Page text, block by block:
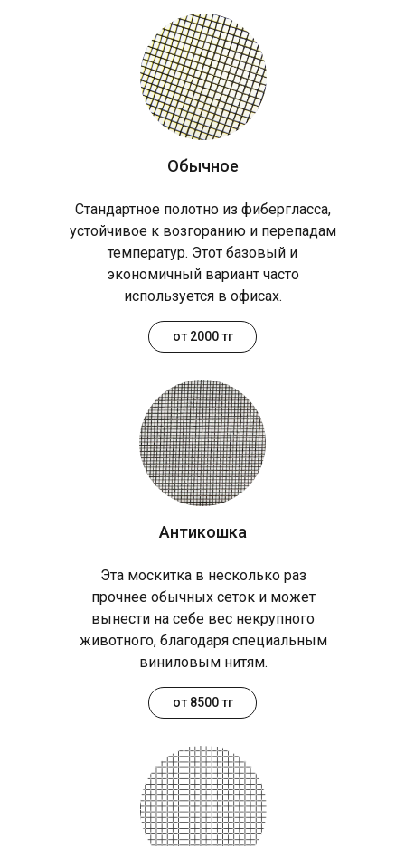
Обычное
Антикошка
Стандартное полотно из фибергласса,
устойчивое к возгоранию и перепадам
температур. Этот базовый и
экономичный вариант часто
используется в офисах.
Эта москитка в несколько раз
прочнее обычных сеток и может
вынести на себе вес некрупного
животного, благодаря специальным
виниловым нитям.
от 2000 тг
от 8500 тг